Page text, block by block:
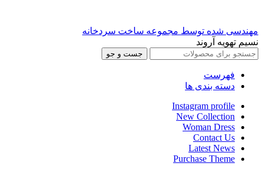
مهندسی شده توسط مجموعه ساخت سردخانه
نسیم تهویه آروند
جست و جو
فهرست
دسته بندی ها
Instagram profile
New Collection
Woman Dress
Contact Us
Latest News
Purchase Theme